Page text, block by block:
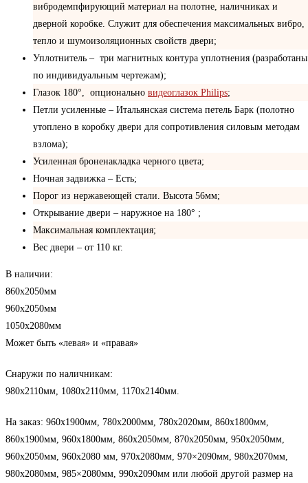
вибродемпфирующий материал на полотне, наличниках и
дверной коробке. Служит для обеспечения максимальных вибро,
тепло и шумоизоляционных свойств двери;
Уплотнитель – три магнитных контура уплотнения (разработаны
по индивидуальным чертежам);
Глазок 180°, опционально видеоглазок Philips;
Петли усиленные – Итальянская система петель Барк (полотно
утоплено в коробку двери для сопротивления силовым методам
взлома);
Усиленная броненакладка черного цвета;
Ночная задвижка – Есть;
Порог из нержавеющей стали. Высота 56мм;
Открывание двери – наружное на 180° ;
Максимальная комплектация;
Вес двери – от 110 кг.
В наличии:
860х2050мм
960х2050мм
1050х2080мм
Может быть «левая» и «правая»
Снаружи по наличникам:
980х2110мм, 1080х2110мм, 1170х2140мм.
На заказ: 960х1900мм, 780х2000мм, 780х2020мм, 860х1800мм,
860х1900мм, 960х1800мм, 860х2050мм, 870х2050мм, 950х2050мм,
960х2050мм, 960х2080 мм, 970х2080мм, 970×2090мм, 980х2070мм,
980х2080мм, 985×2080мм, 990х2090мм или любой другой размер на